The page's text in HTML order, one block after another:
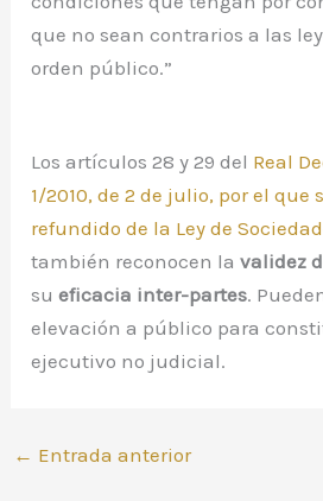
que no sean contrarios a las
orden público.”
Los artículos 28 y 29 del Real
1/2010, de 2 de julio, por el que
refundido de la Ley de
también reconocen la validez
sueficacia inter-partes.
elevación a público para
ejecutivo no judicial.
← Entrada anterior